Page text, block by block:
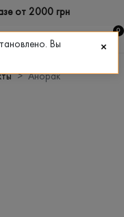
от 2000 грн
0
Анорак
Вы